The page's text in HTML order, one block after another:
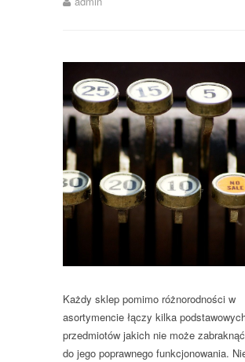
Każdy sklep pomimo różnorodności w
asortymencie łączy kilka
przedmiotów jakich nie może zabraknąć
do jego poprawnego funkcjonowania.